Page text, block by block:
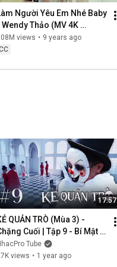
Người Yêu Em Nhé Baby
Wendy Thảo (MV 4K
views • 9 years ago
17:57
QUẢN TRÒ (Mùa 3) -
Cuối | Tập 9 - Bí Mật
| GAME CUNG HOÀNG
|| Web Drama 2025
Tube
views • 1 year ago